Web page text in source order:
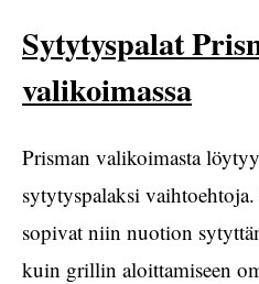
Sytytyspalat
valikoimassa
Prisman valikoimasta
sytytyspalaksi
sopivat niin nuotion
kuin grillin aloittamiseen